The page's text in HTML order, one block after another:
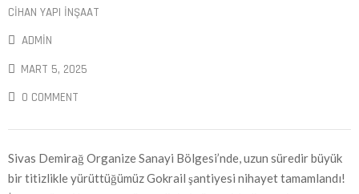
CIHAN YAPI İNŞAAT
ADMIN
MART 5, 2025
0 COMMENT
Sivas Demirağ Organize Sanayi Bölgesi’nde, uzun süredir büyük
bir titizlikle yürüttüğümüz Gokrail şantiyesi nihayet tamamlandı!